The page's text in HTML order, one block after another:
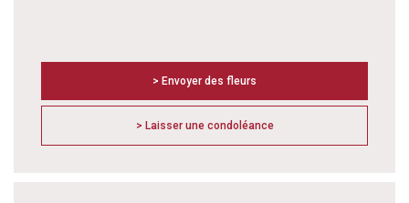
> Envoyer des fleurs
> Laisser une condoléance